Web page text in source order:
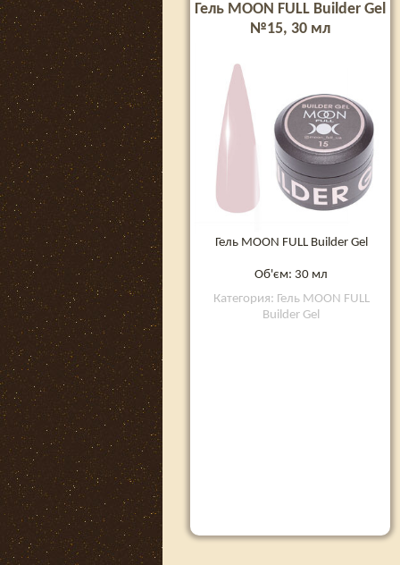
Гель MOON FULL Builder Gel
№15, 30 мл
Гель MOON FULL Builder Gel
Об'єм: 30 мл
Категория: Гель MOON FULL
Builder Gel